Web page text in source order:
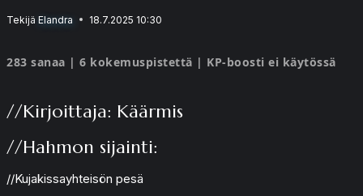
Tekijä Elandra 18.7.2025 10:30
283 sanaa | 6 kokemuspistettä | KP-boosti ei käytössä
//Kirjoittaja: Käärmis
//Hahmon sijainti:
//Kujakissayhteisön pesä